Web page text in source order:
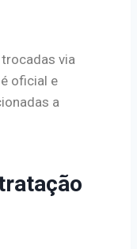
trocadas via
oficial e
a